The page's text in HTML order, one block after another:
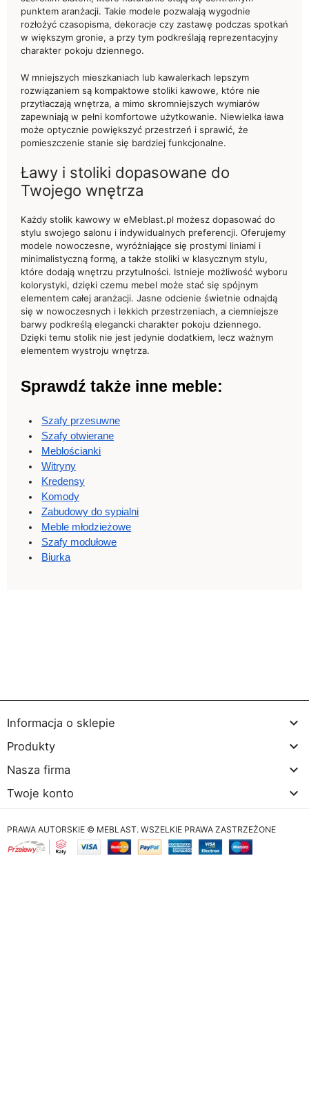
punktem aranżacji. Takie modele pozwalają wygodnie
rozłożyć czasopisma, dekoracje czy zastawę podczas spotkań
w większym gronie, a przy tym podkreślają reprezentacyjny
charakter pokoju dziennego.
W mniejszych mieszkaniach lub kawalerkach lepszym
rozwiązaniem są kompaktowe stoliki kawowe, które nie
przytłaczają wnętrza, a mimo skromniejszych wymiarów
zapewniają w pełni komfortowe użytkowanie. Niewielka ława
może optycznie powiększyć przestrzeń i sprawić, że
pomieszczenie stanie się bardziej funkcjonalne.
Ławy i stoliki dopasowane do
Twojego wnętrza
Każdy stolik kawowy w eMeblast.pl możesz dopasować do
stylu swojego salonu i indywidualnych preferencji. Oferujemy
modele nowoczesne, wyróżniające się prostymi liniami i
minimalistyczną formą, a także stoliki w klasycznym stylu,
które dodają wnętrzu przytulności. Istnieje możliwość wyboru
kolorystyki, dzięki czemu mebel może stać się spójnym
elementem całej aranżacji. Jasne odcienie świetnie odnajdą
się w nowoczesnych i lekkich przestrzeniach, a ciemniejsze
barwy podkreślą elegancki charakter pokoju dziennego.
Dzięki temu stolik nie jest jedynie dodatkiem, lecz ważnym
elementem wystroju wnętrza.
Sprawdź także inne meble:
Szafy przesuwne
Szafy otwierane
Meblościanki
Witryny
Kredensy
Komody
Zabudowy do sypialni
Meble młodzieżowe
Szafy modułowe
Biurka
Informacja o sklepie 
Produkty 
Nasza firma 
Twoje konto 
PRAWA AUTORSKIE © MEBLAST. WSZELKIE PRAWA ZASTRZEŻONE